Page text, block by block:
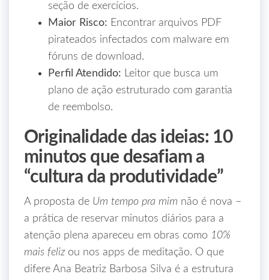
seção de exercícios.
Maior Risco: Encontrar arquivos PDF
pirateados infectados com malware em
fóruns de download.
Perfil Atendido: Leitor que busca um
plano de ação estruturado com garantia
de reembolso.
Originalidade das ideias: 10
minutos que desafiam a
“cultura da produtividade”
A proposta de Um tempo pra mim não é nova –
a prática de reservar minutos diários para a
atenção plena apareceu em obras como 10%
mais felizou nos apps de meditação. O que
difere Ana Beatriz Barbosa Silva é a estrutura